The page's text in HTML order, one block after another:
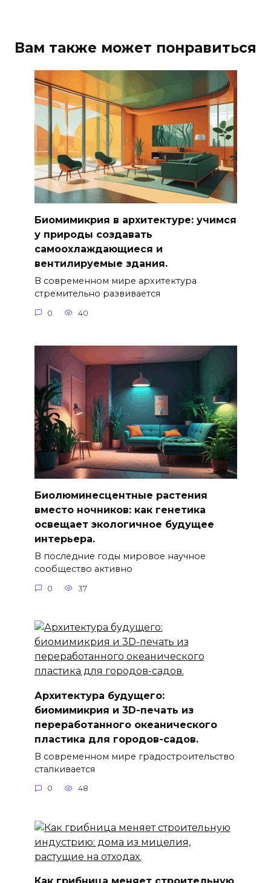
Вам также может понравиться
Биомимикрия в архитектуре: учимся
у природы создавать
самоохлаждающиеся и
вентилируемые здания.
В современном мире архитектура
стремительно развивается
0 40
Биолюминесцентные растения
вместо ночников: как генетика
освещает экологичное будущее
интерьера.
В последние годы мировое научное
сообщество активно
0 37
Архитектура будущего:
биомимикрия и 3D-печать из
переработанного океанического
пластика для городов-садов.
В современном мире градостроительство
сталкивается
0 48